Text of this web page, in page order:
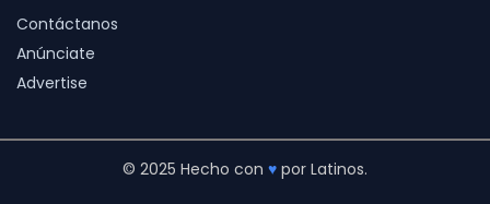
Contáctanos
Anúnciate
Advertise
© 2025 Hecho con ♥ por Latinos.